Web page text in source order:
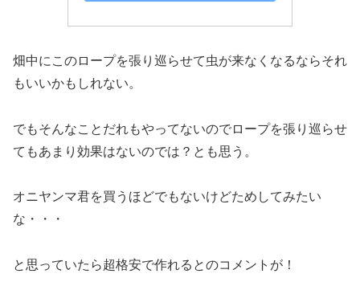
畑中にこのロープを張り巡らせて虫が来なくなるならそれ
もいいかもしれない。
でもそんなことだれもやってないのでロープを張り巡らせ
てもあまり効果はないのでは？とも思う。
オニヤンマ君を買うほどでもないけどためしてみたい
な・・・
と思っていたら超格安で作れるとのコメントが！